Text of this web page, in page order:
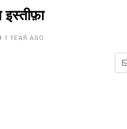
इस्तीफ़ा
1 YEAR AGO